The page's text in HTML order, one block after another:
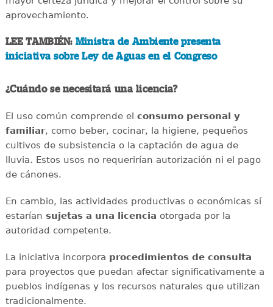
aprovechamiento.
LEE TAMBIÉN: Ministra de Ambiente presenta
iniciativa sobre Ley de Aguas en el Congreso
¿Cuándo se necesitará una licencia?
El uso común comprende el consumo personal y
familiar, como beber, cocinar, la higiene, pequeños
cultivos de subsistencia o la captación de agua de
lluvia. Estos usos no requerirían autorización ni el pago
de cánones.
En cambio, las actividades productivas o económicas sí
estarían sujetas a una licencia otorgada por la
autoridad competente.
La iniciativa incorpora procedimientos de consulta
para proyectos que puedan afectar significativamente a
pueblos indígenas y los recursos naturales que utilizan
tradicionalmente.